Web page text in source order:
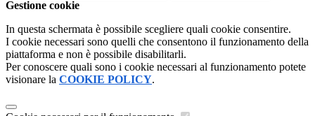
Gestione cookie
In questa schermata è possibile scegliere quali cookie consentire.
I cookie necessari sono quelli che consentono il funzionamento della
piattaforma e non è possibile disabilitarli.
Per conoscere quali sono i cookie necessari al funzionamento potete
visionare la COOKIE POLICY.